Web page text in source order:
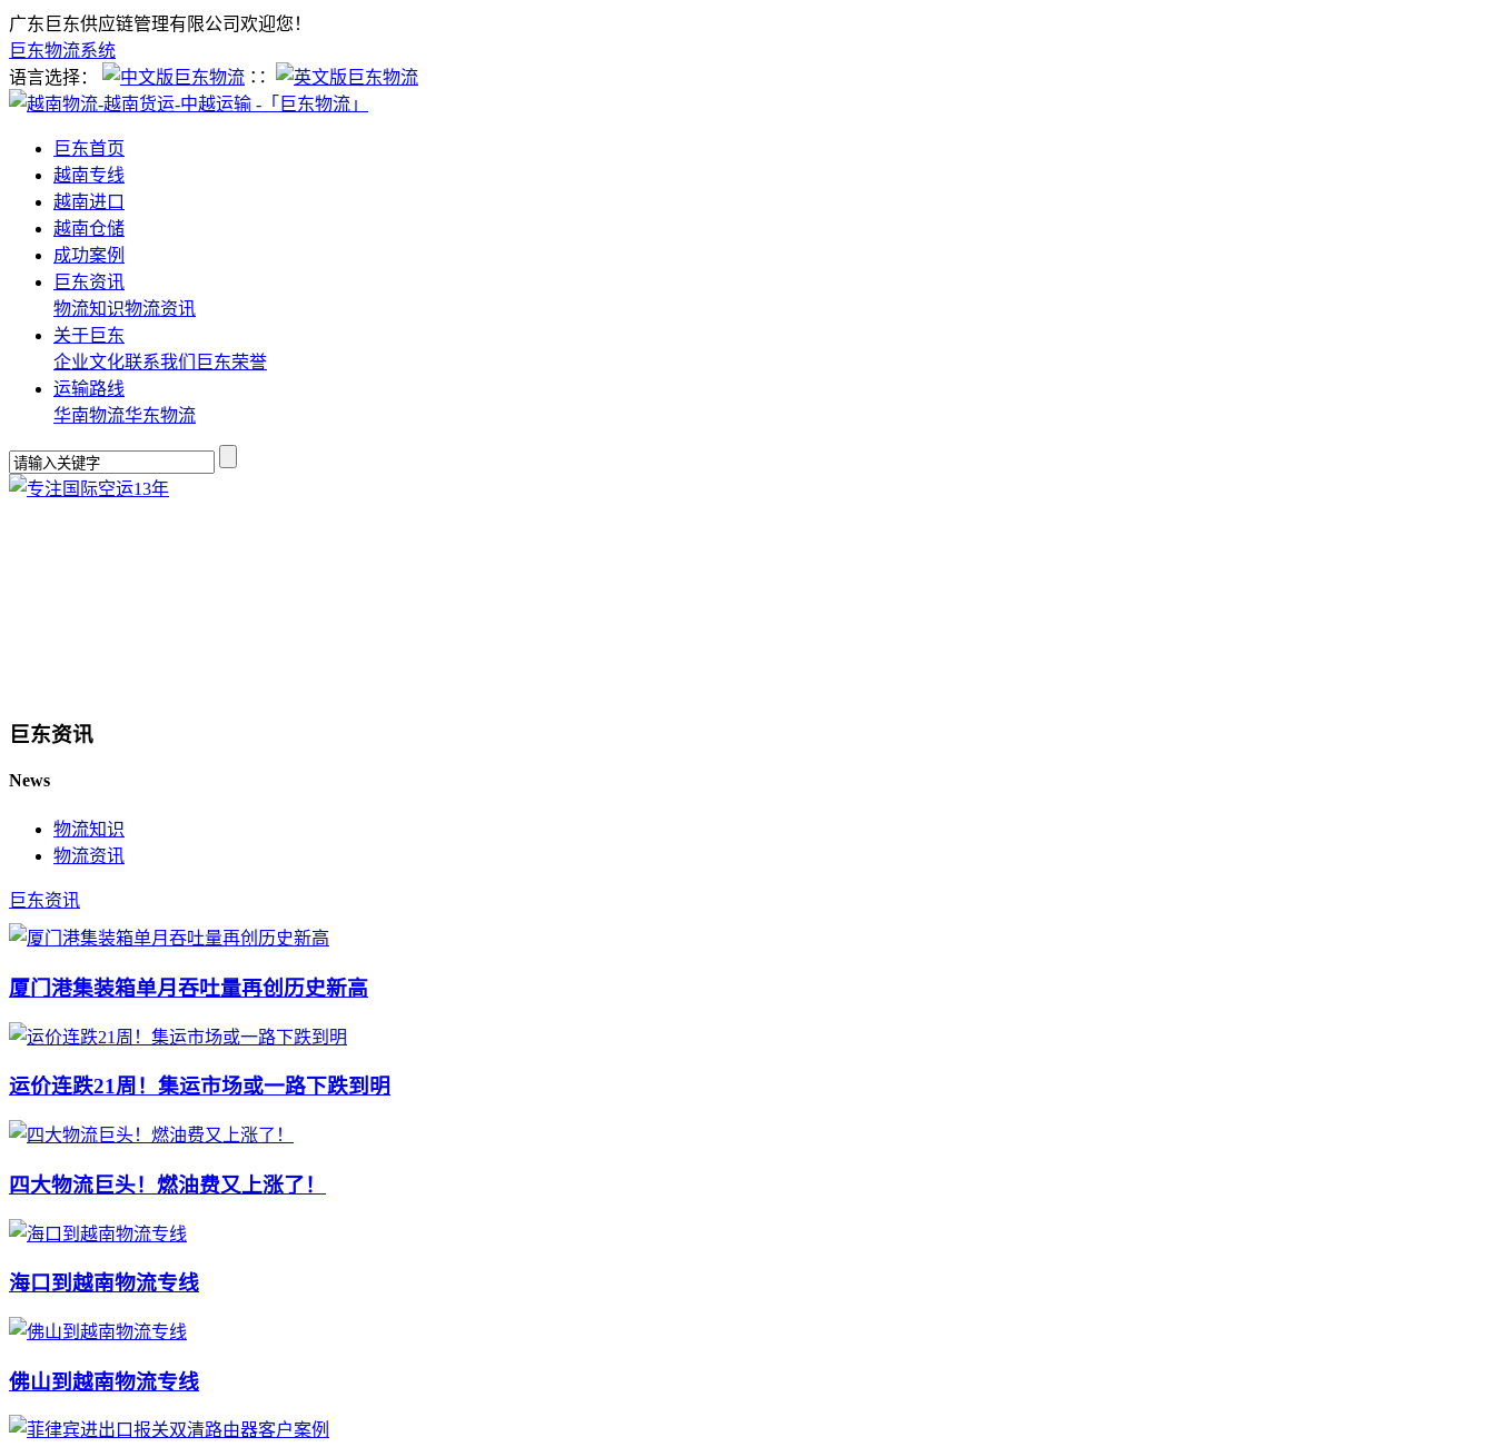
广东巨东供应链管理有限公司欢迎您！
巨东物流系统
语言选择：
∷
巨东首页
越南专线
越南进口
越南仓储
成功案例
巨东资讯
物流知识物流资讯
关于巨东
企业文化联系我们 巨东荣誉
运输路线
华南物流华东物流
巨东资讯
News
物流知识
物流资讯
巨东资讯
厦门港集装箱单月吞吐量再创历史新高
运价连跌21周！集运市场或一路下跌到明
四大物流巨头！燃油费又上涨了！
海口到越南物流专线
佛山到越南物流专线